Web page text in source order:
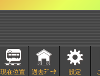
現在位置 過去ﾃﾞｰﾀ 設定